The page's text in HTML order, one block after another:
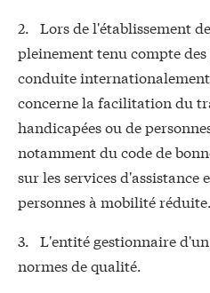
2. Lors de l'établissement
pleinement tenu compte
conduite
concerne la facilitation du
handicapées ou de
notamment du code de
sur les services d'assistance
personnes à mobilité réduite.
3. L'entité gestionnaire
normes de qualité.